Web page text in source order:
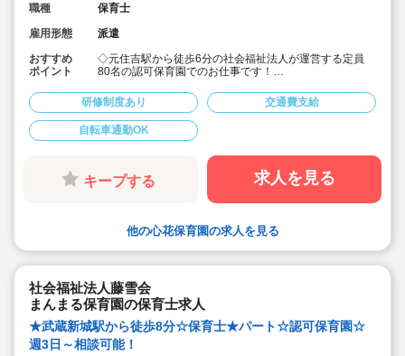
職種
保育士
雇用形態
派遣
おすすめ
ポイント
◇元住吉駅から徒歩6分の社会福祉法人が運営する定員
80名の認可保育園でのお仕事です！
◇皆勤手当/月の支給あり（規定あり）☆
◇7:00～20:00の間でシフト勤務への対応は必須となりま
すが、月間120時間～160時間程度の勤務でご相談可能！
◇月曜日～金曜日までの勤務でＯＫ！プライベートとの
◇保育士の資格を持っていらっしゃれば、新卒、未経
験、業務経験のある方、いずれの方もご応募可能です！
研修制度あり 交通費支給
自転車通勤OK
キープする 求人を見る
他の心花保育園の求人を見る
社会福祉法人藤雪会
まんまる保育園の保育士求人
★武蔵新城駅から徒歩8分☆保育士★パート☆認可保育園☆
週3日～相談可能！